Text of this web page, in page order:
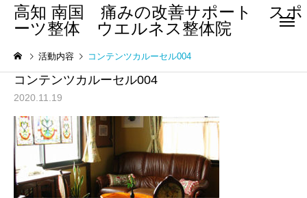
高知 南国 痛みの改善サポート スポ
ーツ整体 ウエルネス整体院
腰 痛
まほろばクラブ南国
活動内容 コンテンツカルーセル004
コンテンツカルーセル004
2020.11.19